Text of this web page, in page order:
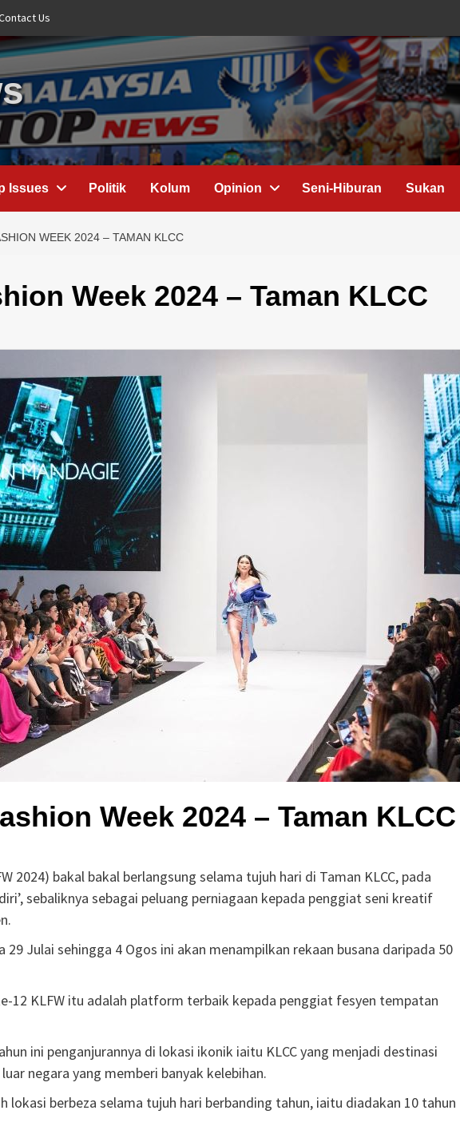
Us
Issues Politik Kolum Opinion Seni-Hiburan Sukan
WEEK 2024 – TAMAN KLCC
Week 2024 – Taman KLCC
Week 2024 – Taman KLCC
2024) bakal bakal berlangsung selama tujuh hari di Taman KLCC, pada
sebaliknya sebagai peluang perniagaan kepada penggiat seni kreatif
29 Julai sehingga 4 Ogos ini akan menampilkan rekaan busana daripada 50
12 KLFW itu adalah platform terbaik kepada penggiat fesyen tempatan
ini penganjurannya di lokasi ikonik iaitu KLCC yang menjadi destinasi
negara yang memberi banyak kelebihan.
lokasi berbeza selama tujuh hari berbanding tahun, iaitu diadakan 10 tahun